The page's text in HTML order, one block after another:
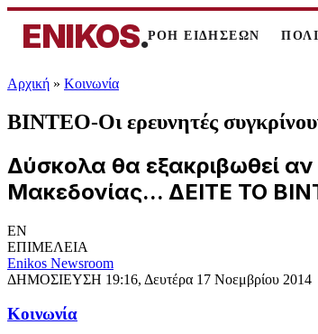
ENIKOS.ΡΟΗ ΕΙΔΗΣΕΩΝ
Αρχική » Κοινωνία
ΒΙΝΤΕΟ-Οι ερευνητές
Δύσκολα θα εξακριβωθεί αν
Μακεδονίας... ΔΕΙΤΕ ΤΟ
EN
ΕΠΙΜΕΛΕΙΑ
Enikos Newsroom
ΔΗΜΟΣΙΕΥΣΗ 19:16, Δευτέρα 17 Νοεμβρίου 2014
Κοινωνία